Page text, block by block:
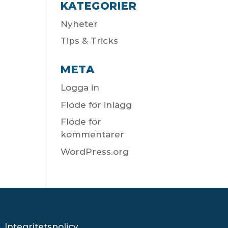
KATEGORIER
Nyheter
Tips & Tricks
META
Logga in
Flöde för inlägg
Flöde för
kommentarer
WordPress.org